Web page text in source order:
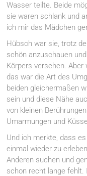
Wasser teilte. Beide
sie waren schlank und
ich mir das Mädchen
Hübsch war sie, trotz
schön anzuschauen
Körpers versehen.
das war die Art des
beiden gleichermaßen
sein und diese Nähe
von kleinen
Umarmungen und
Und ich merkte, dass
einmal wieder zu
Anderen suchen und
schon recht lange